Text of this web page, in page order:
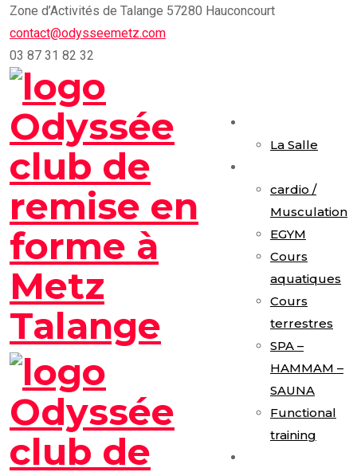
Skip
to
content
Zone d’Activités de Talange 57280 Hauconcourt
contact@odysseemetz.com
03 87 31 82 32
La Salle
cardio /
Musculation
EGYM
Cours
aquatiques
Cours
terrestres
SPA –
HAMMAM –
SAUNA
Functional
training